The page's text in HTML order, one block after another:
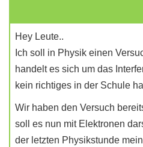
Hey Leute..
Ich soll in Physik einen
handelt es sich um das
kein richtiges in der Schule
Wir haben den Versuch
soll es nun mit Elektronen
der letzten Physikstunde